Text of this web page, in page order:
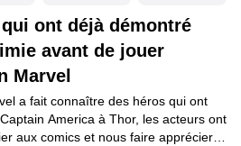
qui ont déjà démontré
avant de jouer
Marvel
a fait connaître des héros qui ont
America à Thor, les acteurs ont
aux comics et nous faire apprécier